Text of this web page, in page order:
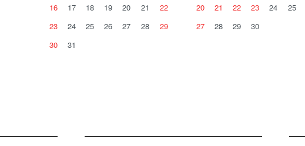
16
17 18 19 20 21
22
23
24 25 26 27 28
29
30
31
20
21 22 23 24 25
27
28 29 30